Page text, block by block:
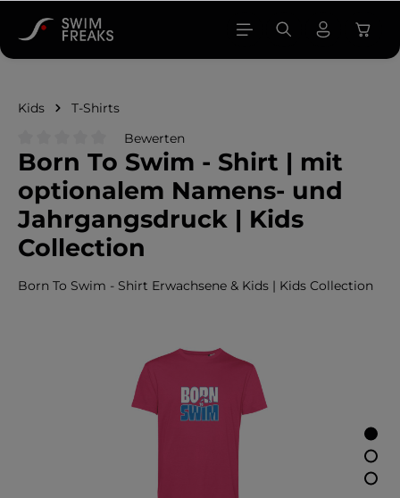
springen
Kids T-Shirts
Durchschnittliche Bewertung von 0 von 5 Sternen
Bewerten
Born To Swim - Shirt | mit
optionalem Namens- und
Jahrgangsdruck | Kids
Collection
Born To Swim - Shirt Erwachsene & Kids | Kids Collection